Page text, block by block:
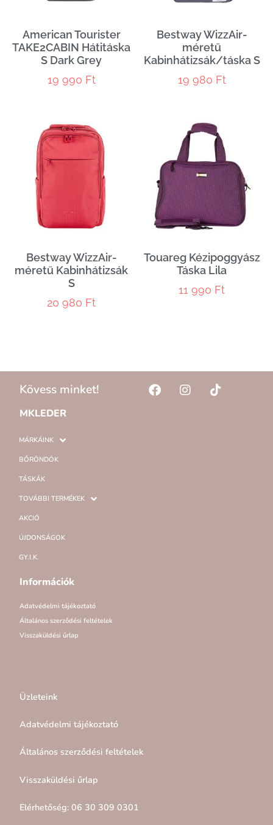
American Tourister
TAKE2CABIN Hátitáska
S Dark Grey
19 990 Ft
Bestway WizzAir-
méretű
Kabinhátizsák/táska S
19 980 Ft
Bestway WizzAir-
méretű Kabinhátizsák
S
20 980 Ft
Touareg Kézipoggyász
Táska Lila
11 990 Ft
Kövess minket!
MKLEDER
MÁRKÁINK
BŐRÖNDÖK
TÁSKÁK
TOVÁBBI TERMÉKEK
AKCIÓ
ÚJDONSÁGOK
GY.I.K.
Információk
Adatvédelmi tájékoztató
Általános szerződési feltételek
Visszaküldési űrlap
Üzleteink
Adatvédelmi tájékoztató
Általános szerződési feltételek
Visszaküldési űrlap
Elérhetőség: 06 30 309 0301